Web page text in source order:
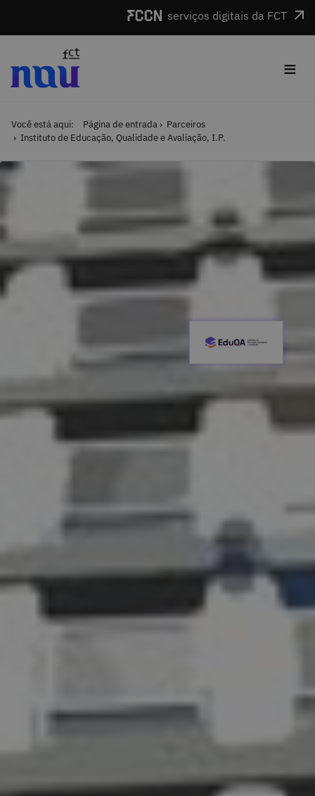
serviços digitais da FCT
≡
Você está aqui: Página de entrada
Parceiros
Instituto de Educação, Qualidade e Avaliação, I.P.